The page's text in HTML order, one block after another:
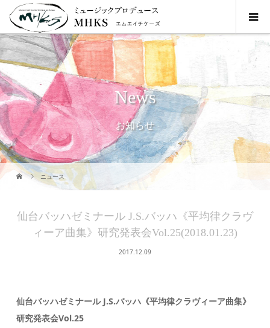
News
お知らせ
ニュース
仙台バッハゼミナール J.S.バッハ《平均律クラヴ
ィーア曲集》研究発表会Vol.25(2018.01.23)
2017.12.09
仙台バッハゼミナール J.S.バッハ《平均律クラヴィーア曲集》
研究発表会Vol.25